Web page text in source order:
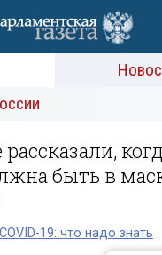
быть в
19: что надо знать